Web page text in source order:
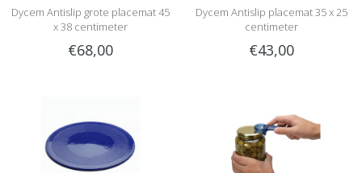
Dycem Antislip grote placemat 45
x 38 centimeter
€68,00
Dycem Antislip placemat 35 x 25
centimeter
€43,00